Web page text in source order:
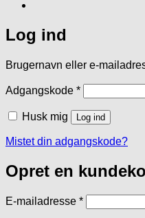
Log ind
Brugernavn eller e-
Adgangskode *Påkrævet
Husk mig Log ind
Mistet din adgangskode?
Opret en
E-mailadresse *Påkrævet